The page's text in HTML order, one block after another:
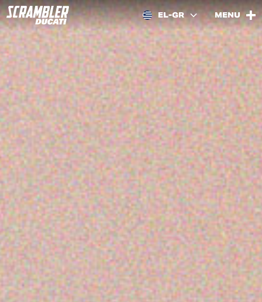
EL-GR MENU